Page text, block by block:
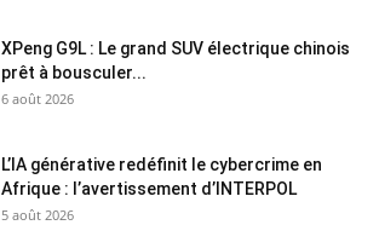
XPeng G9L : Le grand SUV électrique chinois
prêt à bousculer...
6 août 2026
L’IA générative redéfinit le cybercrime en
Afrique : l’avertissement d’INTERPOL
5 août 2026